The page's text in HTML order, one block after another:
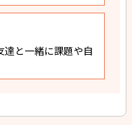
達と一緒に課題や自